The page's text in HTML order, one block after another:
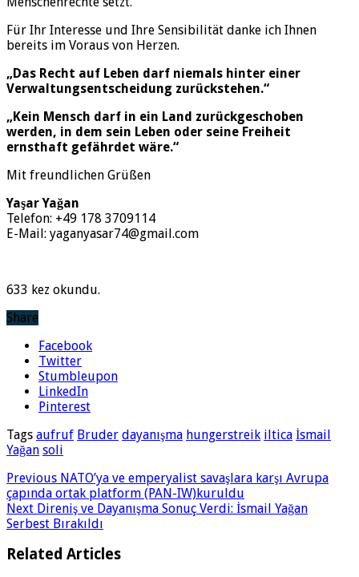
Für Ihr Interesse und Ihre Sensibilität danke ich Ihnen
bereits im Voraus von Herzen.
„Das Recht auf Leben darf niemals hinter einer
Verwaltungsentscheidung zurückstehen.“
„Kein Mensch darf in ein Land zurückgeschoben
werden, in dem sein Leben oder seine Freiheit
ernsthaft gefährdet wäre.“
Mit freundlichen Grüßen
Yaşar Yağan
Telefon: +49 178 3709114
E-Mail: yaganyasar74@gmail.com
633 kez okundu.
Share
Facebook
Twitter
Stumbleupon
LinkedIn
Pinterest
Tags aufruf Bruder dayanışma hungerstreik iltica İsmail
Yağan soli
Previous NATO’ya ve emperyalist savaşlara karşı Avrupa
çapında ortak platform (PAN-IW)kuruldu
Next Direniş ve Dayanışma Sonuç Verdi: İsmail Yağan
Serbest Bırakıldı
Related Articles